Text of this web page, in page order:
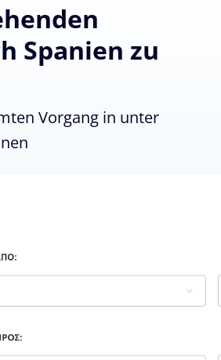
Spanien zu
Vorgang in unter